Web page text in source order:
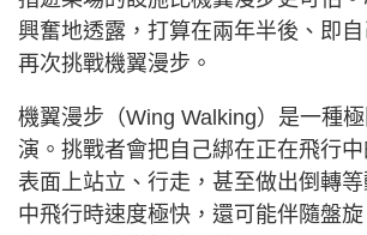
興奮地透露，打算在兩年半後、即自
再次挑戰機翼漫步。
機翼漫步（Wing Walking）是一種
演。挑戰者會把自己綁在正在飛行
表面上站立、行走，甚至做出倒轉
中飛行時速度極快，還可能伴隨盤